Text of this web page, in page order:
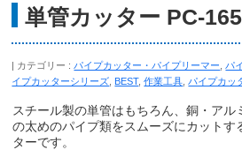
単管カッター PC-
カテゴリー : パイプカッター・パイプリーマー パ
イプカッターシリーズ BEST,作業工具 パイプカッ
スチール製の単管はもちろん、銅・アル
の太めのパイプ類をスムーズにカットす
ターです。